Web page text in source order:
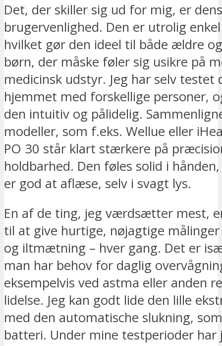
Det, der skiller sig ud for mig, er dens
brugervenlighed. Den er utrolig
hvilket gør den ideel til både ældre
børn, der måske føler sig usikre på
medicinsk udstyr. Jeg har selv testet
hjemmet med forskellige personer,
den intuitiv og pålidelig.
modeller, som f.eks. Wellue eller
PO 30 står klart stærkere på
holdbarhed. Den føles solid i
er god at aflæse, selv i svagt lys.
En af de ting, jeg værdsætter mest,
til at give hurtige, nøjagtige målinger
og iltmætning – hver gang. Det er
man har behov for daglig
eksempelvis ved astma eller anden
lidelse. Jeg kan godt lide den lille
med den automatische slukning,
batteri. Under mine testperioder har